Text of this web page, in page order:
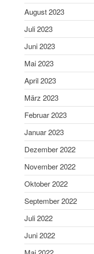
August 2023
Juli 2023
Juni 2023
Mai 2023
April 2023
März 2023
Februar 2023
Januar 2023
Dezember 2022
November 2022
Oktober 2022
September 2022
Juli 2022
Juni 2022